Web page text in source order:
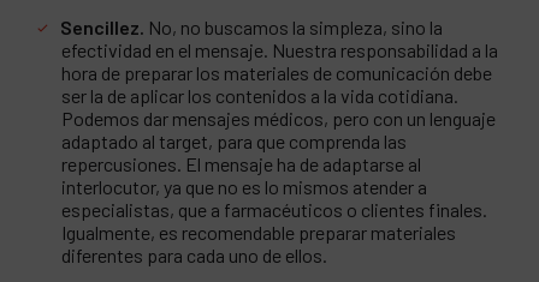
Sencillez. No, no buscamos la simpleza, sino la
efectividad en el mensaje. Nuestra responsabilidad a la
hora de preparar los materiales de comunicación debe
ser la de aplicar los contenidos a la vida cotidiana.
Podemos dar mensajes médicos, pero con un lenguaje
adaptado al target, para que comprenda las
repercusiones. El mensaje ha de adaptarse al
interlocutor, ya que no es lo mismos atender a
especialistas, que a farmacéuticos o clientes finales.
Igualmente, es recomendable preparar materiales
diferentes para cada uno de ellos.